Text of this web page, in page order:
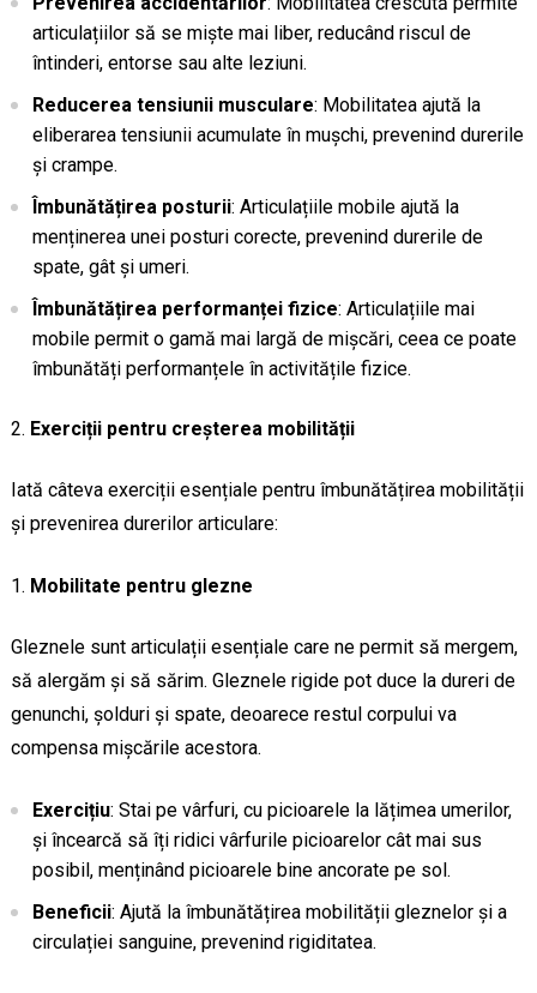
articulațiilor să se miște mai liber, reducând riscul de
întinderi, entorse sau alte leziuni.
Reducerea tensiunii musculare: Mobilitatea ajută la
eliberarea tensiunii acumulate în mușchi, prevenind durerile
și crampe.
Îmbunătățirea posturii: Articulațiile mobile ajută la
menținerea unei posturi corecte, prevenind durerile de
spate, gât și umeri.
Îmbunătățirea performanței fizice: Articulațiile mai
mobile permit o gamă mai largă de mișcări, ceea ce poate
îmbunătăți performanțele în activitățile fizice.
Exerciții pentru creșterea mobilității
Iată câteva exerciții esențiale pentru îmbunătățirea mobilității
și prevenirea durerilor articulare:
Mobilitate pentru glezne
Gleznele sunt articulații esențiale care ne permit să mergem,
să alergăm și să sărim. Gleznele rigide pot duce la dureri de
genunchi, șolduri și spate, deoarece restul corpului va
compensa mișcările acestora.
Exercițiu: Stai pe vârfuri, cu picioarele la lățimea umerilor,
și încearcă să îți ridici vârfurile picioarelor cât mai sus
posibil, menținând picioarele bine ancorate pe sol.
Beneficii: Ajută la îmbunătățirea mobilității gleznelor și a
circulației sanguine, prevenind rigiditatea.